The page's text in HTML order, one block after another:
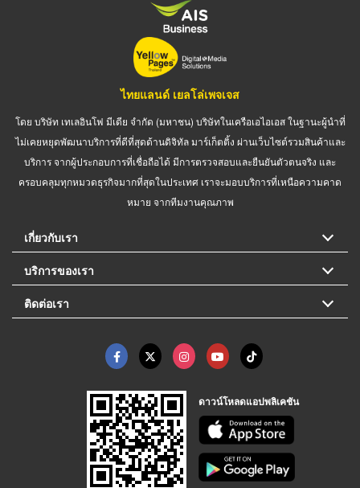
ไทยแลนด์ เยลโล่เพจเจส
โดย บริษัท เทเลอินโฟ มีเดีย จำกัด (มหาชน) บริษัทในเครือเอไอเอส ในฐานะผู้นำที่
ไม่เคยหยุดพัฒนาบริการที่ดีที่สุดด้านดิจิทัล มาร์เก็ตติ้ง ผ่านเว็บไซต์รวมสินค้าและ
บริการ จากผู้ประกอบการที่เชื่อถือได้ มีการตรวจสอบและยืนยันตัวตนจริง และ
ครอบคลุมทุกหมวดธุรกิจมากที่สุดในประเทศ เราจะมอบบริการที่เหนือความคาด
หมาย จากทีมงานคุณภาพ
เกี่ยวกับเรา
บริการของเรา
ติดต่อเรา
ดาวน์โหลดแอปพลิเคชัน